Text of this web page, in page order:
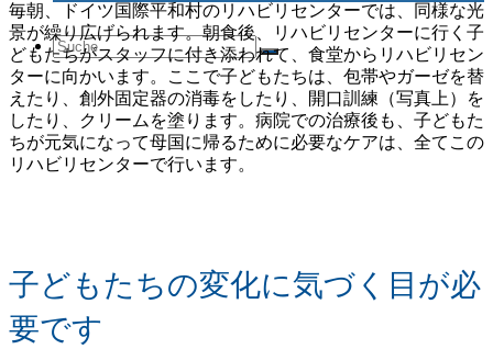
Suche
nach:
毎朝、ドイツ国際平和村のリハビリセンターでは、同様な光
景が繰り広げられます。朝食後、リハビリセンターに行く子
どもたちがスタッフに付き添われて、食堂からリハビリセン
ターに向かいます。ここで子どもたちは、包帯やガーゼを替
えたり、創外固定器の消毒をしたり、開口訓練（写真上）を
したり、クリームを塗ります。病院での治療後も、子どもた
ちが元気になって母国に帰るために必要なケアは、全てこの
リハビリセンターで行います。
子どもたちの変化に気づく目が必
要です